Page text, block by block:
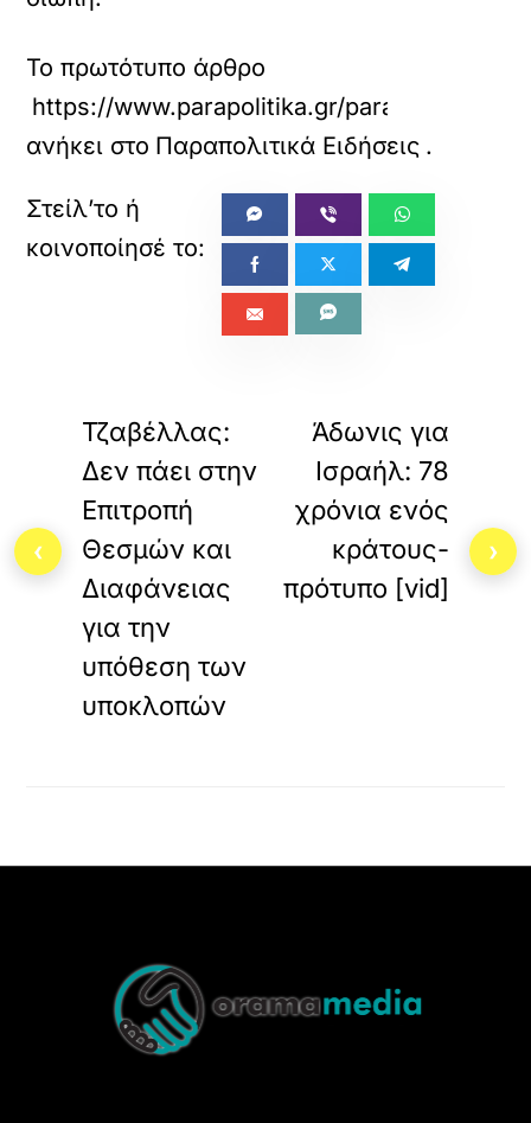
Το πρωτότυπο άρθρο
https://www.parapolitika.gr/parapolitika/
ανήκει στο Παραπολιτικά Ειδήσεις .
Τζαβέλλας:
Δεν πάει στην
Επιτροπή
Θεσμών και
Διαφάνειας
για την
υπόθεση των
υποκλοπών
Άδωνις για
Ισραήλ: 78
χρόνια ενός
κράτους-
πρότυπο [vid]
Top
‹ ›